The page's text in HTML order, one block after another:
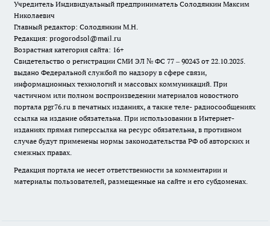
Учредитель Индивидуальный предприниматель Солодянкин Максим
Николаевич
Главный редактор: Солодянкин М.Н.
Редакция: progorodsol@mail.ru
Возрастная категория сайта: 16+
Свидетельство о регистрации СМИ ЭЛ № ФС 77 – 90243 от 22.10.2025.
выдано Федеральной службой по надзору в сфере связи,
информационных технологий и массовых коммуникаций. При
частичном или полном воспроизведении материалов новостного
портала pgr76.ru в печатных изданиях, а также теле- радиосообщениях
ссылка на издание обязательна. При использовании в Интернет-
изданиях прямая гиперссылка на ресурс обязательна, в противном
случае будут применены нормы законодательства РФ об авторских и
смежных правах.
Редакция портала не несет ответственности за комментарии и
материалы пользователей, размещенные на сайте и его субдоменах.